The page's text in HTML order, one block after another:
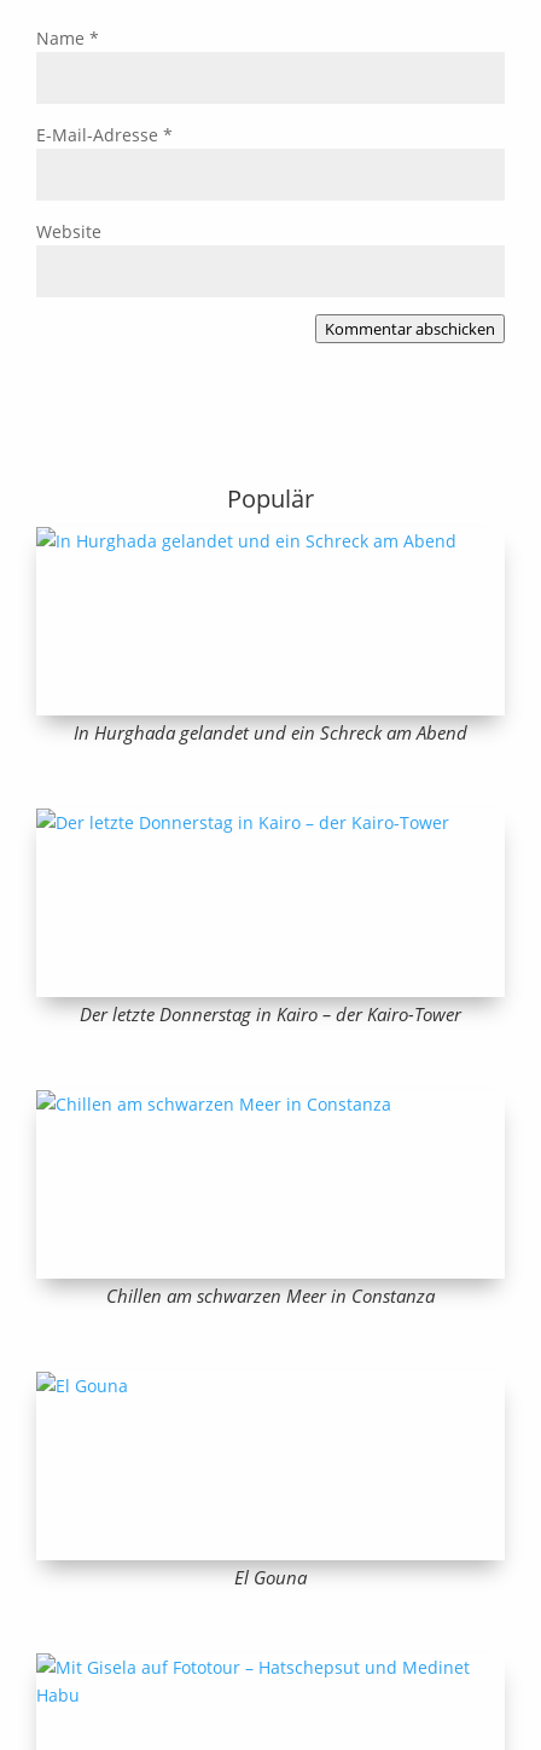
Name *
E-Mail-Adresse *
Website
Kommentar abschicken
Populär
In Hurghada gelandet und ein Schreck am Abend
Der letzte Donnerstag in Kairo – der Kairo-Tower
Chillen am schwarzen Meer in Constanza
El Gouna